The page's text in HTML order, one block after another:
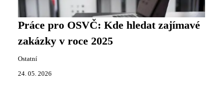
Práce pro OSVČ: Kde hledat zajímavé
zakázky v roce 2025
Ostatní
24. 05. 2026